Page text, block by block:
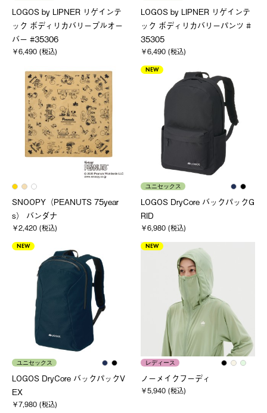
LOGOS by LIPNER リゲインテ
ック ボディリカバリープルオー
バー #35306
￥6,490 (税込)
LOGOS by LIPNER リゲインテ
ック ボディリカバリーパンツ #
35305
￥6,490 (税込)
SNOOPY（PEANUTS 75year
s） バンダナ
￥2,420 (税込)
NEW
ユニセックス
LOGOS DryCore バックパックG
RID
￥6,980 (税込)
NEW
ユニセックス
LOGOS DryCore バックパックV
EX
￥7,980 (税込)
NEW
レディース
ノーメイクフーディ
￥5,940 (税込)